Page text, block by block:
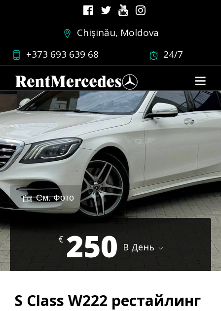
Chișinău, Moldova
+373 693 639 68
24/7
См. Фото
€ 250 В День
S Class W222 рестайлинг